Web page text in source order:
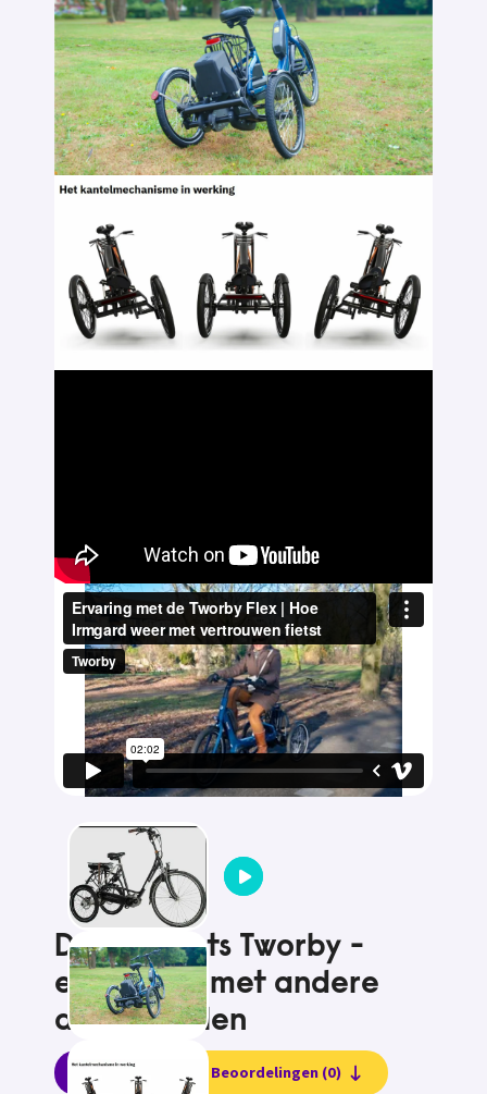
Driewielfiets Tworby -
eigen fiets met andere
achterwielen
Informatie Beoordelingen (0)